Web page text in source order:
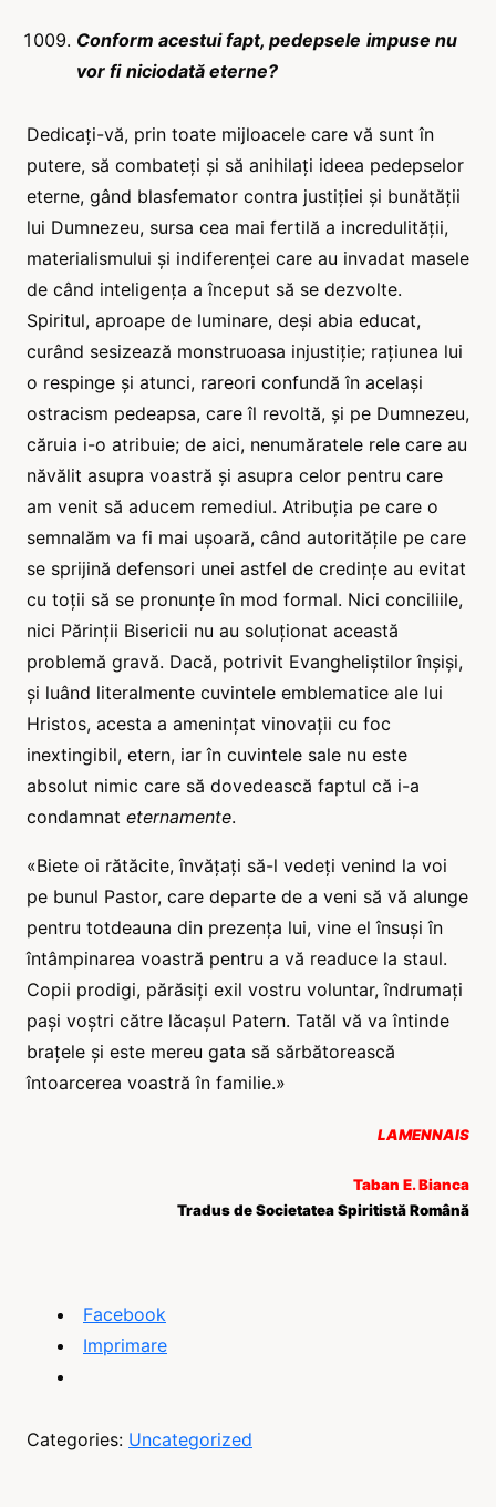
Conform acestui fapt, pedepsele impuse nu
vor fi niciodată eterne?
Dedicați-vă, prin toate mijloacele care vă sunt în
putere, să combateți și să anihilați ideea pedepselor
eterne, gând blasfemator contra justiției și bunătății
lui Dumnezeu, sursa cea mai fertilă a incredulității,
materialismului și indiferenței care au invadat masele
de când inteligența a început să se dezvolte.
Spiritul, aproape de luminare, deși abia educat,
curând sesizează monstruoasa injustiție; rațiunea lui
o respinge și atunci, rareori confundă în același
ostracism pedeapsa, care îl revoltă, și pe Dumnezeu,
căruia i-o atribuie; de aici, nenumăratele rele care au
năvălit asupra voastră și asupra celor pentru care
am venit să aducem remediul. Atribuția pe care o
semnalăm va fi mai ușoară, când autoritățile pe care
se sprijină defensori unei astfel de credințe au evitat
cu toții să se pronunțe în mod formal. Nici conciliile,
nici Părinții Bisericii nu au soluționat această
problemă gravă. Dacă, potrivit Evangheliștilor înșiși,
și luând literalmente cuvintele emblematice ale lui
Hristos, acesta a amenințat vinovații cu foc
inextingibil, etern, iar în cuvintele sale nu este
absolut nimic care să dovedească faptul că i-a
condamnat eternamente.
«Biete oi rătăcite, învățați să-l vedeți venind la voi
pe bunul Pastor, care departe de a veni să vă alunge
pentru totdeauna din prezența lui, vine el însuși în
întâmpinarea voastră pentru a vă readuce la staul.
Copii prodigi, părăsiți exil vostru voluntar, îndrumați
pași voștri către lăcașul Patern. Tatăl vă va întinde
brațele și este mereu gata să sărbătorească
întoarcerea voastră în familie.»
LAMENNAIS
Taban E. Bianca
Tradus de Societatea Spiritistă Română
Facebook
Imprimare
Categories: Uncategorized